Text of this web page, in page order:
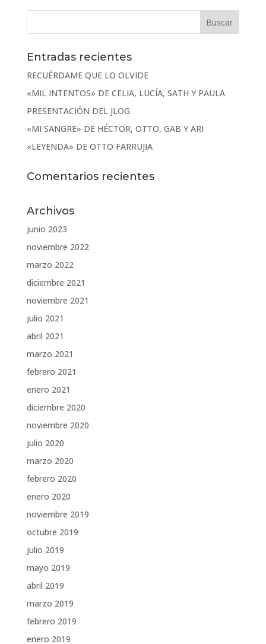
Entradas recientes
RECUÉRDAME QUE LO OLVIDE
«MIL INTENTOS» DE CELIA, LUCÍA, SATH Y PAULA
PRESENTACIÓN DEL JLOG
«MI SANGRE» DE HÉCTOR, OTTO, GAB Y ARI
«LEYENDA» DE OTTO FARRUJIA
Comentarios recientes
Archivos
junio 2023
noviembre 2022
marzo 2022
diciembre 2021
noviembre 2021
julio 2021
abril 2021
marzo 2021
febrero 2021
enero 2021
diciembre 2020
noviembre 2020
julio 2020
marzo 2020
febrero 2020
enero 2020
noviembre 2019
octubre 2019
julio 2019
mayo 2019
abril 2019
marzo 2019
febrero 2019
enero 2019